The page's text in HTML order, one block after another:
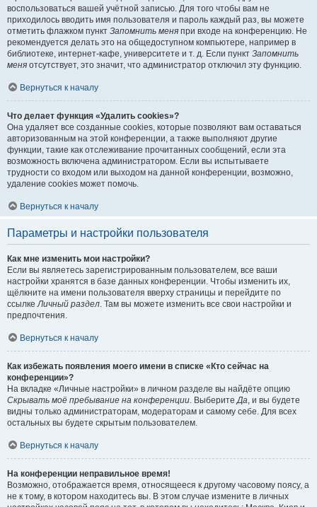
воспользоваться вашей учётной записью. Для того чтобы вам не
приходилось вводить имя пользователя и пароль каждый раз, вы можете
отметить флажком пункт Запомнить меня при входе на конференцию. Не
рекомендуется делать это на общедоступном компьютере, например в
библиотеке, интернет-кафе, университете и т. д. Если пункт Запомнить
меня отсутствует, это значит, что администратор отключил эту функцию.
Вернуться к началу
Что делает функция «Удалить cookies»?
Она удаляет все созданные cookies, которые позволяют вам оставаться
авторизованным на этой конференции, а также выполняют другие
функции, такие как отслеживание прочитанных сообщений, если эта
возможность включена администратором. Если вы испытываете
трудности со входом или выходом на данной конференции, возможно,
удаление cookies может помочь.
Вернуться к началу
Параметры и настройки пользователя
Как мне изменить мои настройки?
Если вы являетесь зарегистрированным пользователем, все ваши
настройки хранятся в базе данных конференции. Чтобы изменить их,
щёлкните на имени пользователя вверху страницы и перейдите по
ссылкеЛичный раздел. Там вы можете изменить все свои настройки и
предпочтения.
Вернуться к началу
Как избежать появления моего имени в списке «Кто сейчас на
конференции»?
На вкладке «Личные настройки» в личном разделе вы найдёте опцию
Скрывать моё пребывание на конференции. ВыберитеДа, и вы будете
видны только администраторам, модераторам и самому себе. Для всех
остальных вы будете скрытым пользователем.
Вернуться к началу
На конференции неправильное время!
Возможно, отображается время, относящееся к другому часовому поясу, а
не к тому, в котором находитесь вы. В этом случае измените в личных